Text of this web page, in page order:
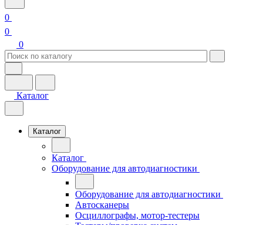
0
0
0
Каталог
Каталог
Каталог
Оборудование для автодиагностики
Оборудование для автодиагностики
Автосканеры
Осциллографы, мотор-тестеры